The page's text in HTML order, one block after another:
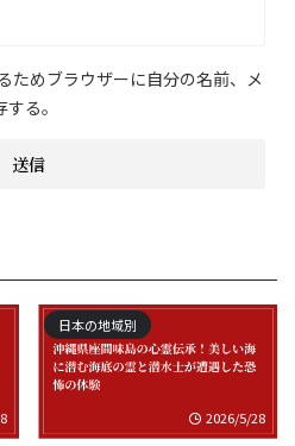
ためブラウザーに自分の名前、メ
る。
日本の地域別
2026/5/28